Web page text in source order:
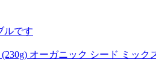
ルです
オーガニック シード ミッ